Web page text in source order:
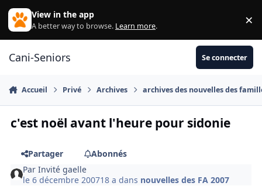
Aller au contenu
View in the app
A better way to browse. Learn more. ×
Cani-Seniors Se connecter
Accueil Privé Archives archives des nouvelles des
c'est noël avant l'heure pour sidonie
Partager
Abonnés
ParInvité gaelle
le 6 décembre 200718 a dans nouvelles des FA 2007